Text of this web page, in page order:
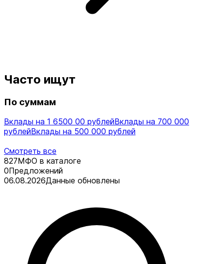
Часто ищут
По суммам
Вклады на 1 6500 00 рублейВклады на 700 000
рублейВклады на 500 000 рублей
Смотреть все
827МФО в каталоге
0Предложений
06.08.2026Данные обновлены